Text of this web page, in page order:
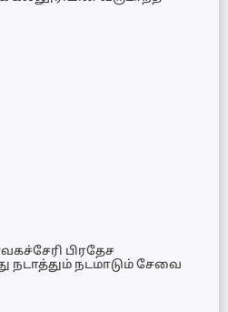
பிரதேச
நடமாடும் சேவை